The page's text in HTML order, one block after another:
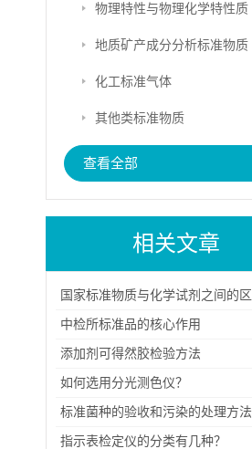
物理特性与物理化学特性质
地质矿产成分分析标准物质
化工标准气体
其他类标准物质
查看全部
相关文章
中检所标准品的核心作用
添加剂可得然胶检验方法
如何选用分光测色仪？
标准菌种的验收和污染的处理方法
指示表检定仪的分类有几种？